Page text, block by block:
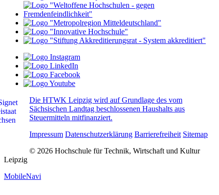
Die HTWK Leipzig wird auf Grundlage des vom
Sächsischen Landtag beschlossenen Haushalts aus
Steuermitteln mitfinanziert.
Impressum Datenschutzerklärung Barrierefreiheit Sitemap
© 2026 Hochschule für Technik, Wirtschaft und Kultur
Leipzig
MobileNavi